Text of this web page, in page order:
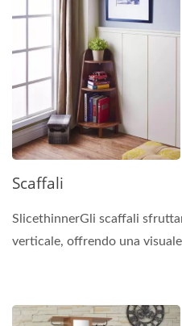
Scaffali
SlicethinnerGli scaffali
verticale, offrendo una